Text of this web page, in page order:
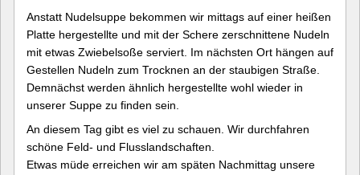
Anstatt Nudelsuppe bekommen wir mittags auf einer heißen
Platte hergestellte und mit der Schere zerschnittene Nudeln
mit etwas Zwiebelsoße serviert. Im nächsten Ort hängen auf
Gestellen Nudeln zum Trocknen an der staubigen Straße.
Demnächst werden ähnlich hergestellte wohl wieder in
unserer Suppe zu finden sein.
An diesem Tag gibt es viel zu schauen. Wir durchfahren
schöne Feld- und Flusslandschaften.
Etwas müde erreichen wir am späten Nachmittag unsere